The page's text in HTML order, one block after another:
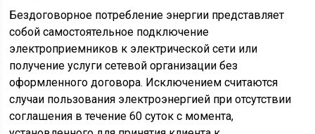
Бездоговорное потребление энергии представляет
собой самостоятельное подключение
электроприемников к электрической сети или
получение услуги сетевой организации без
оформленного договора. Исключением считаются
случаи пользования электроэнергией при отсутствии
соглашения в течение 60 суток с момента,